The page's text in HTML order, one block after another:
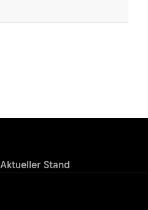
Aktueller Stand